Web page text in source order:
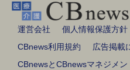
運営会社 個人情報保護方針
CBnews利用規約
広告掲載
CBnewsとCBnewsマネジメン